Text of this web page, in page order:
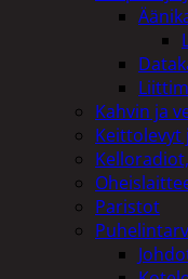
Kahvin ja
Paristot